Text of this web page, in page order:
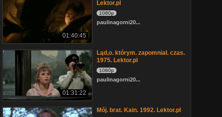
01:40:45
Lektor.pl
1080p
paulinagorni20...
01:31:22
Ląd,o. którym. zapomniał. czas.
1975. Lektor.pl
1080p
paulinagorni20...
Mój. brat. Kain. 1992. Lektor.pl